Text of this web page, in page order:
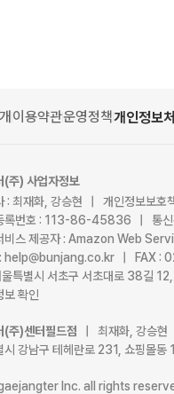
이용약관운영정책개인정보
(주) 사업자정보
: 최재화, 강승현 | 개인정보보호
록번호 : 113-86-45836 | 통신
비스 제공자 : Amazon Web
: help@bunjang.co.kr | FAX
울특별시 서초구 서초대로 38길
보 확인
(주)센터필드점
| 최재화, 강
시 강남구 테헤란로 231, 쇼핑몰
Inc. all rights